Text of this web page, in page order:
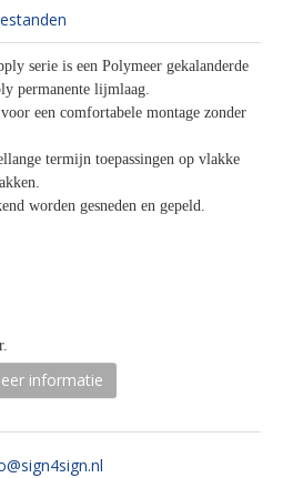
serie is een Polymeer gekalanderde
permanente lijmlaag.
een comfortabele montage zonder
termijn toepassingen op vlakke
worden gesneden en gepeld.
informatie